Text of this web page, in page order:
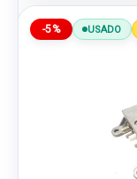
-5% USADO